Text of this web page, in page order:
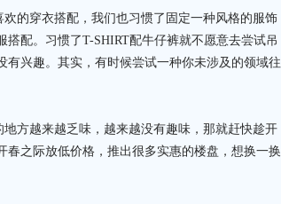
的穿衣搭配，我们也习惯了固定一种风格的服饰
配。习惯了T-SHIRT配牛仔裤就不愿意去尝试吊
有兴趣。其实，有时候尝试一种你未涉及的领域往
方越来越乏味，越来越没有趣味，那就赶快趁开
春之际放低价格，推出很多实惠的楼盘，想换一换